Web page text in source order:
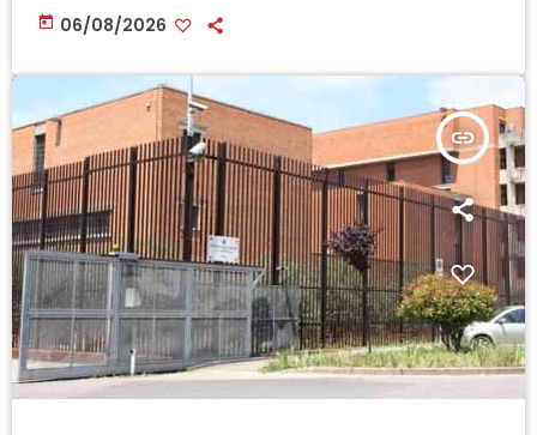
today 06/08/2026
insert_link